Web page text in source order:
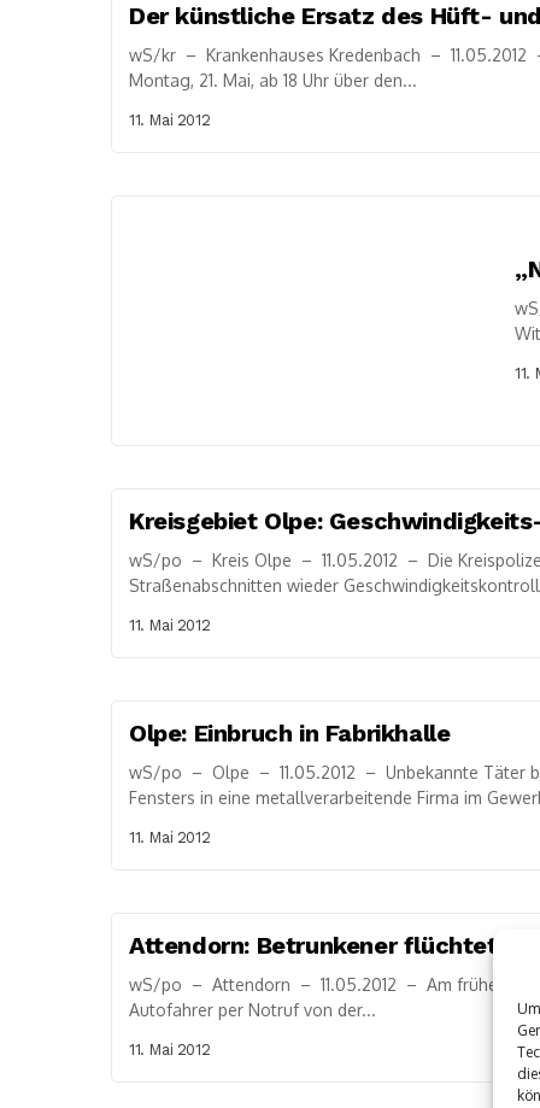
Der künstliche Ersatz des Hüft-
wS/kr – Krankenhauses Kredenbach – 11.05.2012
Montag, 21. Mai, ab 18 Uhr über den...
11. Mai 2012
11.
Kreisgebiet Olpe:
wS/po – Kreis Olpe – 11.05.2012 – Die
Straßenabschnitten wieder
11. Mai 2012
Olpe: Einbruch in Fabrikhalle
wS/po – Olpe – 11.05.2012 – Unbekannte Täter
Fensters in eine metallverarbeitende Firma im
11. Mai 2012
Attendorn: Betrunkener flüchtet
wS/po – Attendorn – 11.05.2012 – Am frühen
Autofahrer per Notruf von der...
11. Mai 2012